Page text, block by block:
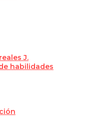
J.
habilidades